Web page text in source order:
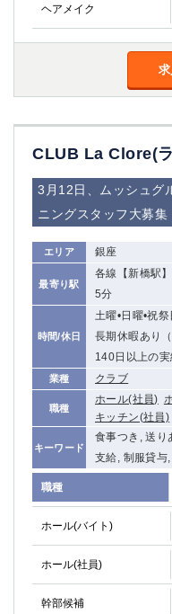
ヘアメイク
CLUB La Clore(
3月12日、ムッシュグ
ニングスタッフ大募集
エリア 銀座
最寄り駅
各線【新橋駅
5分
時間/休日
土曜•日曜•祝
長期休暇あり
140日以上の実
業種 クラブ
職種
ホール(社員)
キッチン(社員)
キーワード
食事つき, 送り
支給, 制服貸与
職種
ホール(バイト)
ホール(社員)
幹部候補